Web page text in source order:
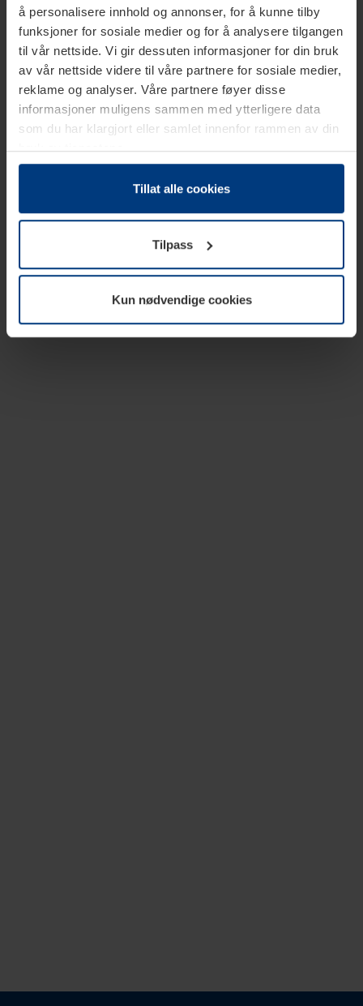
å personalisere innhold og annonser, for å kunne tilby
funksjoner for sosiale medier og for å analysere tilgangen
til vår nettside. Vi gir dessuten informasjoner for din bruk
av vår nettside videre til våre partnere for sosiale medier,
reklame og analyser. Våre partnere føyer disse
informasjoner muligens sammen med ytterligere data
som du har klargjort eller samlet innenfor rammen av din
bruk av tjenestene.
Etter loven kan vi lagre informasjonskapsler på din
datamaskin, hvis disse er absolutt nødvendig for drift av
trenger vi din tillatelse. Du kan når som helst endre eller
tilbakekalle ditt samtykke i forklaringen av
informasjonskapselen på sidenPersonvernerklæringpå
Tillat alle cookies
Tilpass
Kun nødvendige cookies